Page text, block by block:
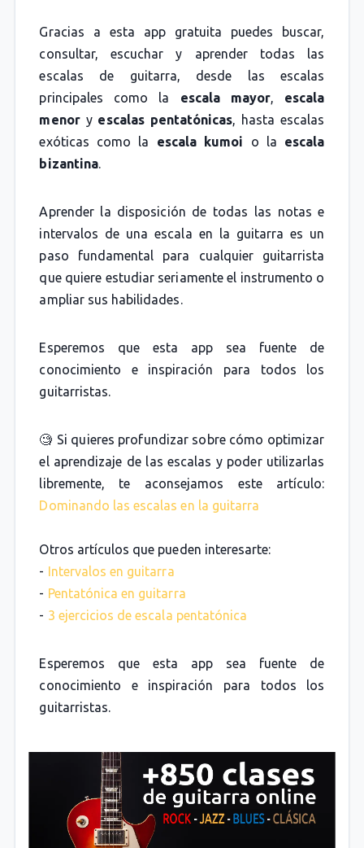
Gracias a esta app gratuita puedes buscar,
consultar, escuchar y aprender todas las
escalas de guitarra, desde las escalas
principales como la escala mayor, escala
menory escalas pentatónicas, hasta escalas
exóticas como la escala kumoi o la escala
bizantina.
Aprender la disposición de todas las notas e
intervalos de una escala en la guitarra es un
paso fundamental para cualquier guitarrista
que quiere estudiar seriamente el instrumento o
ampliar sus habilidades.
Esperemos que esta app sea fuente de
conocimiento e inspiración para todos los
guitarristas.
🧐 Si quieres profundizar sobre cómo optimizar
el aprendizaje de las escalas y poder utilizarlas
libremente, te aconsejamos este artículo:
Dominando las escalas en la guitarra
Otros artículos que pueden interesarte:
- Intervalos en guitarra
- Pentatónica en guitarra
- 3 ejercicios de escala pentatónica
Esperemos que esta app sea fuente de
conocimiento e inspiración para todos los
guitarristas.